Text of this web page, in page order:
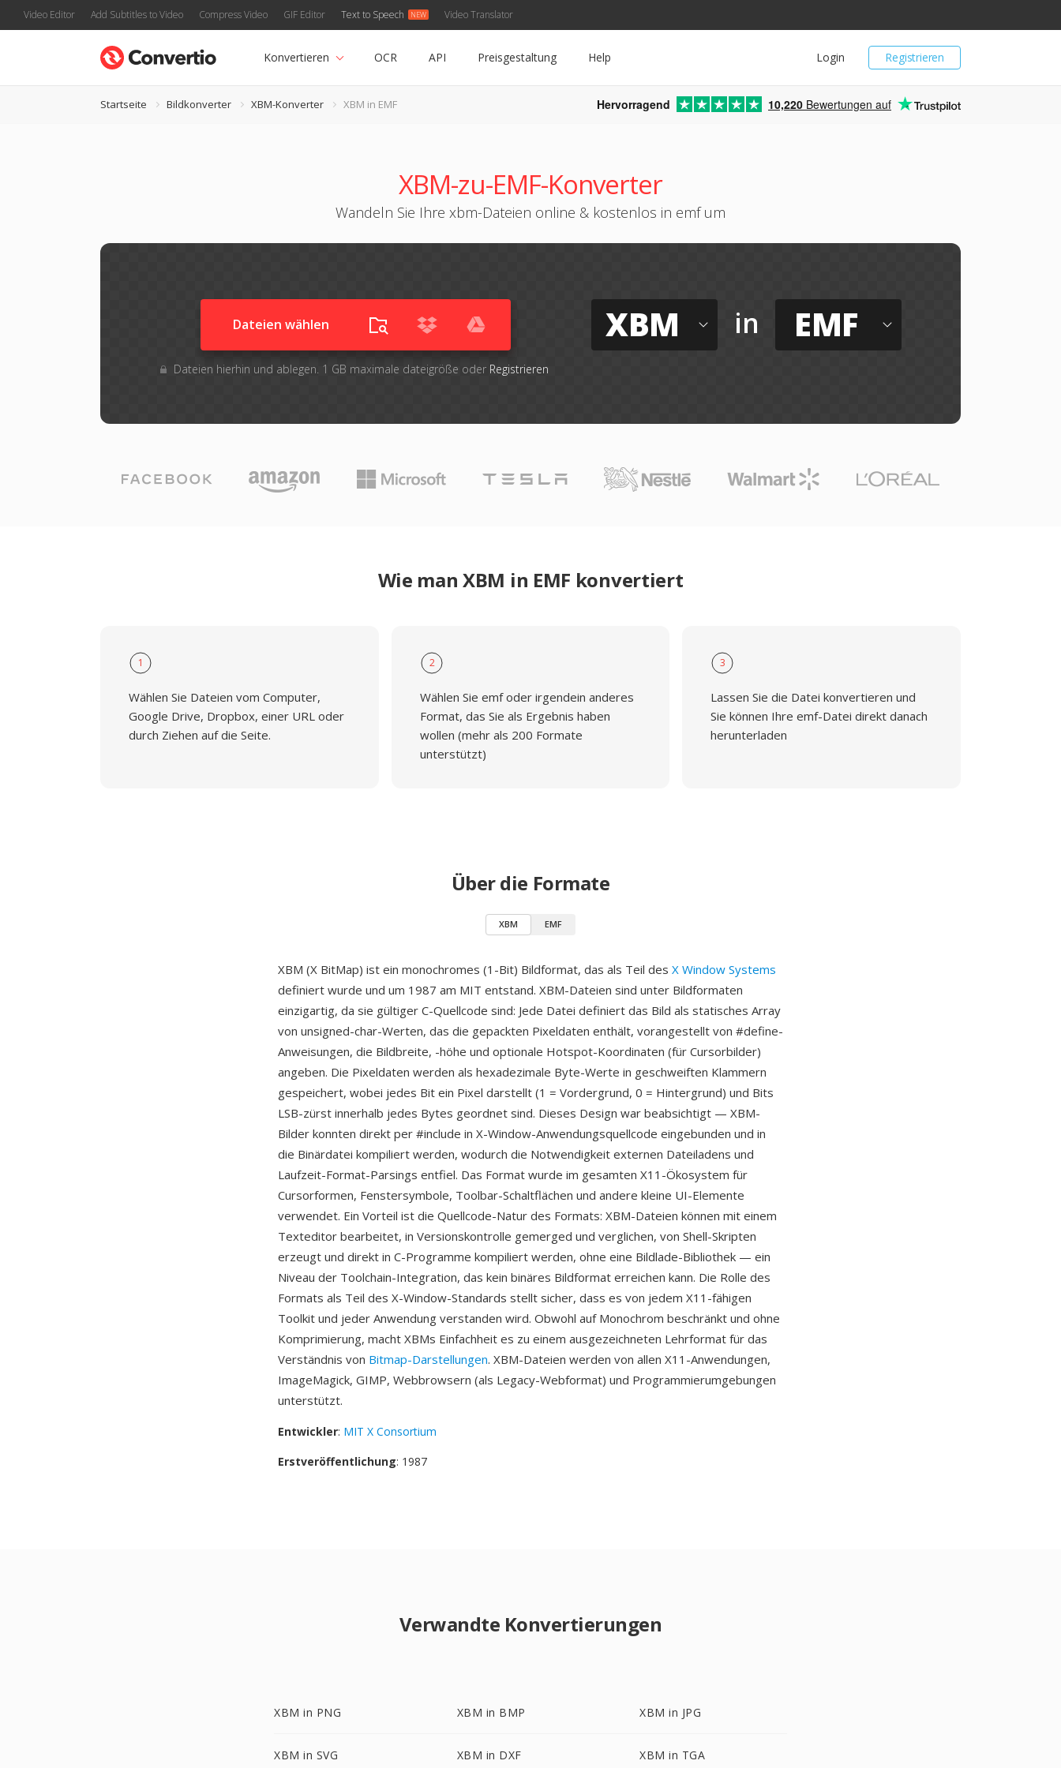
Video Editor Add Subtitles to Video Compress Video GIF Editor Text to Speech Video Translator
Registrieren
Login
Konvertieren OCR API Preisgestaltung Help
Startseite Bildkonverter XBM-Konverter XBM in EMF Hervorragend 10,220 Bewertungen auf
XBM-zu-EMF-Konverter
Wandeln Sie Ihre xbm-Dateien online & kostenlos in emf um
Dateien wählen
Dateien hierhin und ablegen. 1 GB maximale dateigröße oder Registrieren
XBM in EMF
Wie man XBM in EMF konvertiert
1
Wählen Sie Dateien vom Computer,
Google Drive, Dropbox, einer URL oder
durch Ziehen auf die Seite.
2
Wählen Sie emf oder irgendein anderes
Format, das Sie als Ergebnis haben
wollen (mehr als 200 Formate
unterstützt)
3
Lassen Sie die Datei konvertieren und
Sie können Ihre emf-Datei direkt danach
herunterladen
Über die Formate
XBM EMF
XBM (X BitMap) ist ein monochromes (1-Bit) Bildformat, das als Teil des X Window Systems
definiert wurde und um 1987 am MIT entstand. XBM-Dateien sind unter Bildformaten
einzigartig, da sie gültiger C-Quellcode sind: Jede Datei definiert das Bild als statisches Array
von unsigned-char-Werten, das die gepackten Pixeldaten enthält, vorangestellt von #define-
Anweisungen, die Bildbreite, -höhe und optionale Hotspot-Koordinaten (für Cursorbilder)
angeben. Die Pixeldaten werden als hexadezimale Byte-Werte in geschweiften Klammern
gespeichert, wobei jedes Bit ein Pixel darstellt (1 = Vordergrund, 0 = Hintergrund) und Bits
LSB-zürst innerhalb jedes Bytes geordnet sind. Dieses Design war beabsichtigt — XBM-
Bilder konnten direkt per #include in X-Window-Anwendungsquellcode eingebunden und in
die Binärdatei kompiliert werden, wodurch die Notwendigkeit externen Dateiladens und
Laufzeit-Format-Parsings entfiel. Das Format wurde im gesamten X11-Ökosystem für
Cursorformen, Fenstersymbole, Toolbar-Schaltflächen und andere kleine UI-Elemente
verwendet. Ein Vorteil ist die Quellcode-Natur des Formats: XBM-Dateien können mit einem
Texteditor bearbeitet, in Versionskontrolle gemerged und verglichen, von Shell-Skripten
erzeugt und direkt in C-Programme kompiliert werden, ohne eine Bildlade-Bibliothek — ein
Niveau der Toolchain-Integration, das kein binäres Bildformat erreichen kann. Die Rolle des
Formats als Teil des X-Window-Standards stellt sicher, dass es von jedem X11-fähigen
Toolkit und jeder Anwendung verstanden wird. Obwohl auf Monochrom beschränkt und ohne
Komprimierung, macht XBMs Einfachheit es zu einem ausgezeichneten Lehrformat für das
Verständnis von Bitmap-Darstellungen. XBM-Dateien werden von allen X11-Anwendungen,
ImageMagick, GIMP, Webbrowsern (als Legacy-Webformat) und Programmierumgebungen
unterstützt.
Entwickler: MIT X Consortium
Erstveröffentlichung: 1987
Verwandte Konvertierungen
XBM in PNG XBM in BMP XBM in JPG
XBM in SVG XBM in DXF XBM in TGA